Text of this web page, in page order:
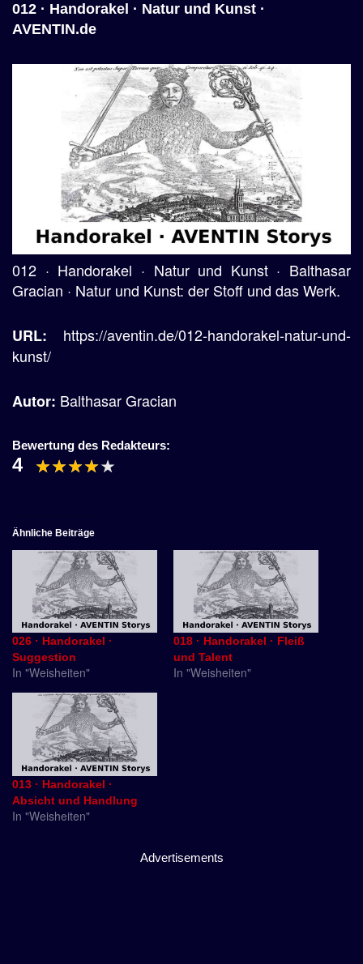
012 · Handorakel · Natur und Kunst ·
AVENTIN.de
012 · Handorakel · Natur und Kunst · Balthasar
Gracian · Natur und Kunst: der Stoff und das Werk.
URL: https://aventin.de/012-handorakel-natur-und-
kunst/
Autor: Balthasar Gracian
Bewertung des Redakteurs:
4
Ähnliche Beiträge
026 · Handorakel ·
Suggestion
In "Weisheiten"
018 · Handorakel · Fleiß
und Talent
In "Weisheiten"
013 · Handorakel ·
Absicht und Handlung
In "Weisheiten"
Advertisements